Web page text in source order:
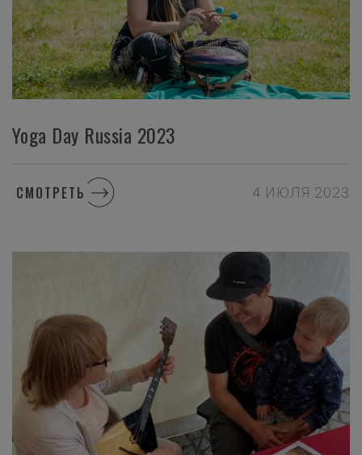
Yoga Day Russia 2023
СМОТРЕТЬ 4 ИЮЛЯ 2023